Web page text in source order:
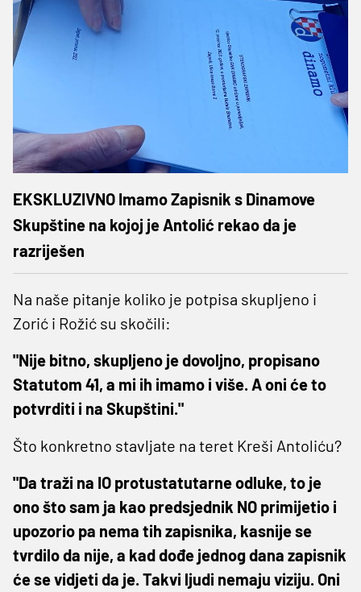
EKSKLUZIVNO Imamo Zapisnik s Dinamove
Skupštine na kojoj je Antolić rekao da je
razriješen
Na naše pitanje koliko je potpisa skupljeno i
Zorić i Rožić su skočili:
"Nije bitno, skupljeno je dovoljno, propisano
Statutom 41, a mi ih imamo i više. A oni će to
potvrditi i na Skupštini."
Što konkretno stavljate na teret Kreši Antoliću?
"Da traži na IO protustatutarne odluke, to je
ono što sam ja kao predsjednik NO primijetio i
upozorio pa nema tih zapisnika, kasnije se
tvrdilo da nije, a kad dođe jednog dana zapisnik
će se vidjeti da je. Takvi ljudi nemaju viziju. Oni